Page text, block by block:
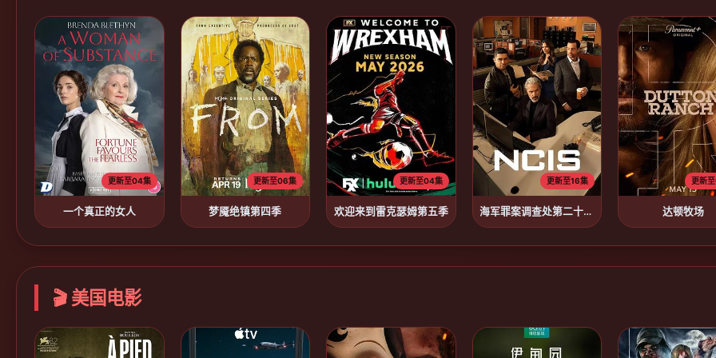
更新至04集
一个真正的女人
更新至06集
梦魇绝镇第四季
更新至04集
欢迎来到雷克瑟姆第五季
更新至16集
海军罪案调查处第二十三季
更新
达顿牧场
🎬 美国电影